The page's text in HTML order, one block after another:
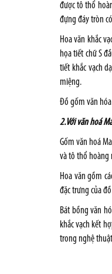
được tô thổ
đựng đáy tròn
Hoa văn khắc
họa tiết chữ S
tiết khắc vạch
miệng.
Đồ gốm văn
2.Với văn hoá
Gốm văn hoá
và tô thổ hoàng
Hoa văn gồm
đặc trưng của
Bát bồng văn
khắc vạch kết
trong nghệ